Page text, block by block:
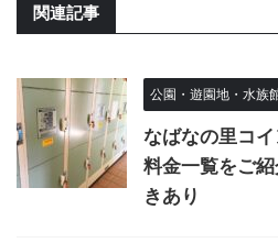
関連記事
公園・遊園地・水族
なばなの里コ
料金一覧をご
きあり